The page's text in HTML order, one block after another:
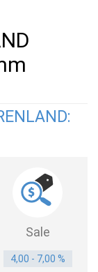
Sale
4,00 - 7,00 %